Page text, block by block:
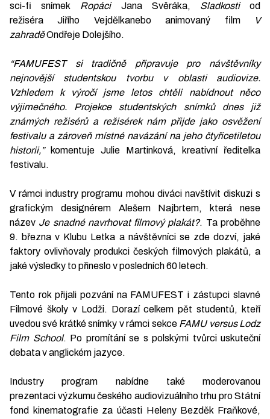
sci-fi snímek RopáciJana Svěráka, Sladkostiod
režiséra Jiřího Vejdělkanebo animovaný film
V
zahraděOndřeje Dolejšího.
“FAMUFEST si tradičně připravuje pro návštěvníky
nejnovější studentskou tvorbu v oblasti audiovize.
Vzhledem k výročí jsme letos chtěli nabídnout něco
výjimečného. Projekce studentských snímků dnes již
známých režisérů a režisérek nám přijde jako osvěžení
festivalu a zároveň místné navázání na jeho čtyřicetiletou
historii,” komentuje Julie Martinková, kreativní ředitelka
festivalu.
V rámci industry programu mohou diváci navštívit diskuzi s
grafickým designérem Alešem Najbrtem, která nese
název Je snadné navrhovat filmový plakát?. Ta proběhne
9. března v Klubu Letka a návštěvníci se zde dozví, jaké
faktory ovlivňovaly produkci českých filmových plakátů, a
jaké výsledky to přineslo v posledních 60 letech.
Tento rok přijali pozvání na FAMUFEST i zástupci slavné
Filmové školy v Lodži. Dorazí celkem pět studentů, kteří
uvedou své krátké snímky v rámci sekce FAMU versus Lodz
Film School. Po promítání se s polskými tvůrci uskuteční
debata v anglickém jazyce.
Industry program nabídne také moderovanou
prezentaci výzkumu českého audiovizuálního trhu pro Státní
fond kinematografie za účasti Heleny Bezděk Fraňkové,